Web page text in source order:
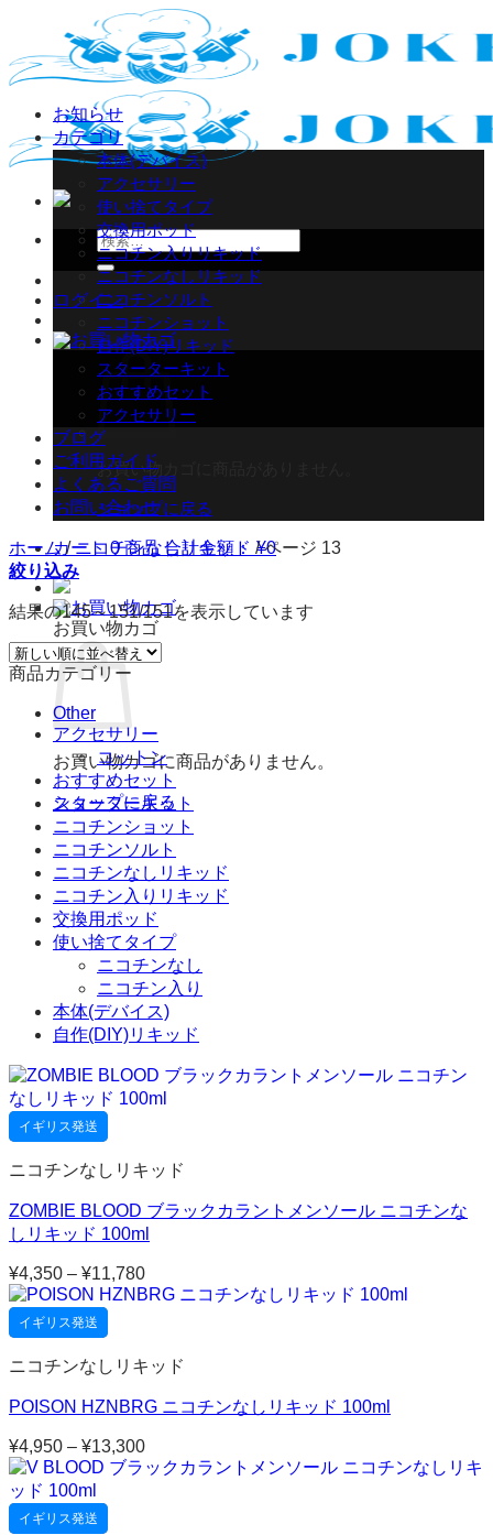
content
検
索
対
象:
ログイン
お買い物カゴに商品がありません。
ショップに戻る
カート0 商品 合計金額：¥0
お買い物カゴ
お買い物カゴに商品がありません。
ショップに戻る
お知らせ
カテゴリ
本体(デバイス)
アクセサリー
使い捨てタイプ
交換用ポッド
ニコチン入りリキッド
ニコチンなしリキッド
ニコチンソルト
ニコチンショット
自作(DIY)リキッド
スターターキット
おすすめセット
アクセサリー
ブログ
ご利用ガイド
よくあるご質問
お問い合わせ
ホーム / ニコチンなしリキッド /ページ 13
絞り込み
結果の145～151/151を表示しています
商品カテゴリー
Other
アクセサリー
コットン
おすすめセット
スターターキット
ニコチンショット
ニコチンソルト
ニコチンなしリキッド
ニコチン入りリキッド
交換用ポッド
使い捨てタイプ
ニコチンなし
ニコチン入り
本体(デバイス)
自作(DIY)リキッド
イギリス発送
ニコチンなしリキッド
ZOMBIE BLOOD ブラックカラントメンソール ニコチンな
しリキッド 100ml
¥4,350 – ¥11,780価
格
–
イギリス発送
ニコチンなしリキッド
POISON HZNBRG ニコチンなしリキッド 100ml
¥4,950 – ¥13,300価
格
イギリス発送